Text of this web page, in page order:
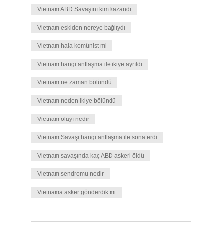
Vietnam ABD Savaşını kim kazandı
Vietnam eskiden nereye bağlıydı
Vietnam hala komünist mi
Vietnam hangi antlaşma ile ikiye ayrıldı
Vietnam ne zaman bölündü
Vietnam neden ikiye bölündü
Vietnam olayı nedir
Vietnam Savaşı hangi antlaşma ile sona erdi
Vietnam savaşında kaç ABD askeri öldü
Vietnam sendromu nedir
Vietnama asker gönderdik mi